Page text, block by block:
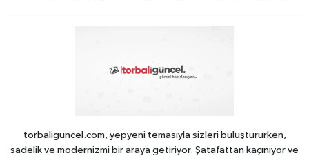
torbaliguncel.com, yepyeni temasıyla sizleri buluştururken,
sadelik ve modernizmi bir araya getiriyor. Şatafattan kaçınıyor ve